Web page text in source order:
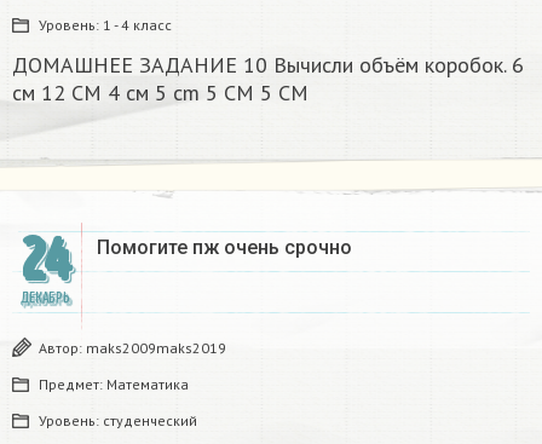
Уровень: 1 - 4 класс
ДОМАШНЕЕ ЗАДАНИЕ 10 Вычисли объём коробок. 6
см 12 CM 4 см 5 cm 5 CM 5 CM​
24
ДЕКАБРЬ
Помогите пж очень срочно​
Автор: maks2009maks2019
Предмет: Математика
Уровень: студенческий